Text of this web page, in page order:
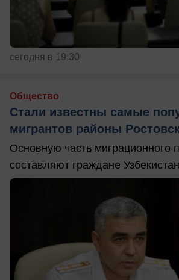
сегодня в 19:30
Общество
Стали известны самые
мигрантов районы
Основную часть миграционного
составляют граждане